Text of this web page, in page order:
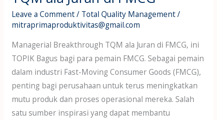
Leave a Comment/ Total Quality Management/
mitraprimaproduktivitas@gmail.com
Managerial Breakthrough TQM ala Juran di FMCG, ini
TOPIK Bagus bagi para pemain FMCG. Sebagai pemain
dalam industri Fast-Moving Consumer Goods (FMCG),
penting bagi perusahaan untuk terus meningkatkan
mutu produk dan proses operasional mereka. Salah
satu sumber inspirasi yang dapat membantu